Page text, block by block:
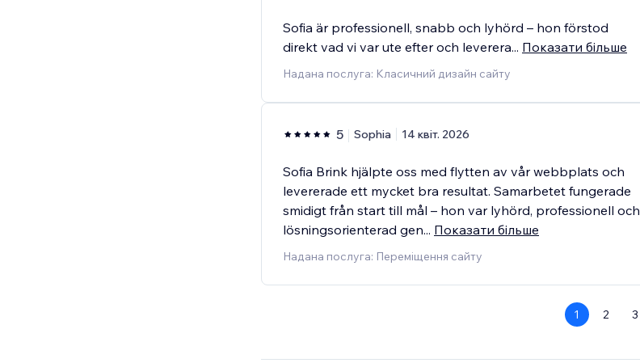
Sofia är professionell, snabb och lyhörd – hon förstod
direkt vad vi var ute efter och leverera... Показати більше
Надана послуга: Класичний дизайн сайту
5 Sophia 14 квіт. 2026
Sofia Brink hjälpte oss med flytten av vår webbplats och
levererade ett mycket bra resultat. Samarbetet fungerade
smidigt från start till mål – hon var lyhörd, professionell och
lösningsorienterad gen... Показати більше
Надана послуга: Переміщення сайту
1 2 3